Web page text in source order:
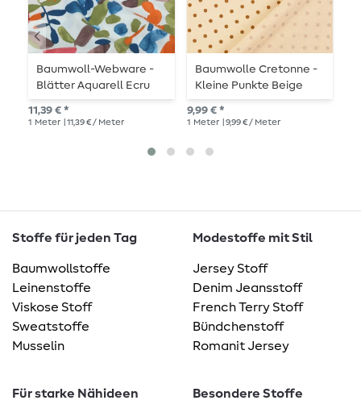
Baumwoll-Webware -
Blätter Aquarell Ecru
Multicolor
11,39 € *
1 Meter | 11,39 € / Meter
Baumwolle Cretonne -
Kleine Punkte Beige
Sand Wash
9,99 € *
1 Meter | 9,99 € / Meter
Stoffe für jeden Tag
Baumwollstoffe
Leinenstoffe
Viskose Stoff
Sweatstoffe
Musselin
Modestoffe mit Stil
Jersey Stoff
Denim Jeansstoff
French Terry Stoff
Bündchenstoff
Romanit Jersey
Für starke Nähideen Besondere Stoffe